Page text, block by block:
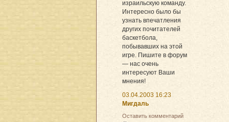
израильскую команду.
Интересно было бы
узнать впечатления
других почитателей
баскетбола,
побывавших на этой
игре. Пишите в форум
— нас очень
интересуют Ваши
мнения!
03.04.2003 16:23
Мигдаль
Оставить комментарий